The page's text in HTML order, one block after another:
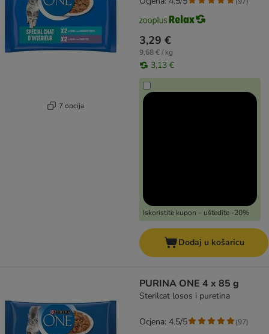
7 opcija
3,29 €
9,68 € / kg
3,13 €
Iskoristite kupon – uštedite -20%
Dodaj u košaricu
PURINA ONE 4 x 85 g
Sterilcat losos i puretina
Ocjena: 4.5/5 (97)